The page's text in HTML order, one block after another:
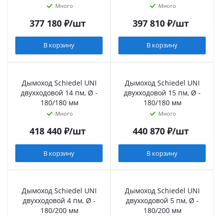
Много
377 180₽/шт
В корзину
Много
397 810₽/шт
В корзину
Дымоход Schiedel UNI
двухходовой 14 пм, Ø -
180/180 мм
Много
418 440₽/шт
В корзину
Дымоход Schiedel UNI
двухходовой 15 пм, Ø -
180/180 мм
Много
440 870₽/шт
В корзину
Дымоход Schiedel UNI
двухходовой 4 пм, Ø -
180/200 мм
Дымоход Schiedel UNI
двухходовой 5 пм, Ø -
180/200 мм